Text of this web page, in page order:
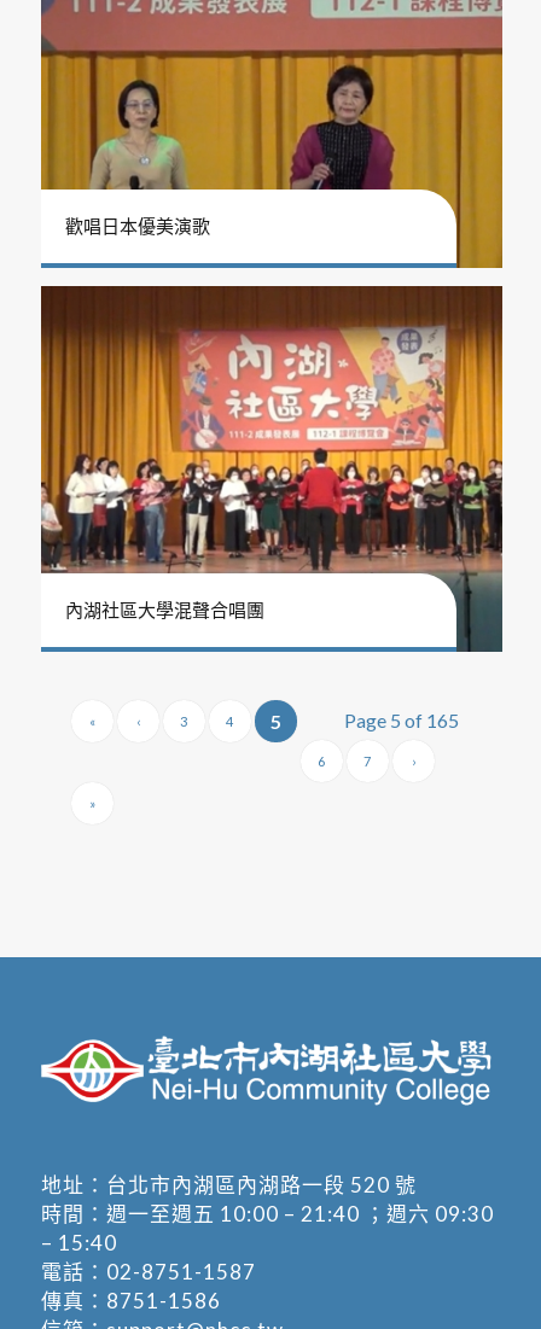
歡唱日本優美演歌
內湖社區大學混聲合唱團
Page 5 of 165
« ‹ 3 4 5
6 7 ›
»
地址： 台北市內湖區內湖路一段 520 號
時間：週一至週五 10:00 – 21:40 ；週六 09:30
– 15:40
電話： 02-8751-1587
傳真：8751-1586